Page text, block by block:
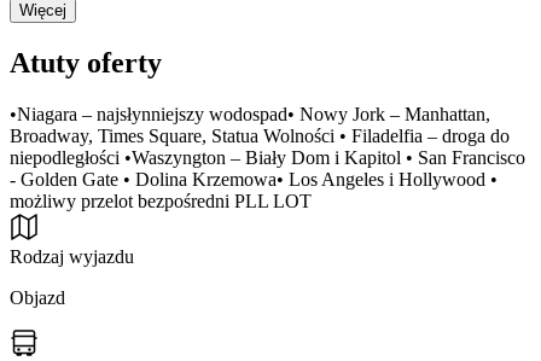
Więcej
Atuty oferty
•Niagara – najsłynniejszy wodospad• Nowy Jork – Manhattan,
Broadway, Times Square, Statua Wolności • Filadelfia – droga do
niepodległości •Waszyngton – Biały Dom i Kapitol • San Francisco
- Golden Gate • Dolina Krzemowa• Los Angeles i Hollywood •
możliwy przelot bezpośredni PLL LOT
Rodzaj wyjazdu
Objazd